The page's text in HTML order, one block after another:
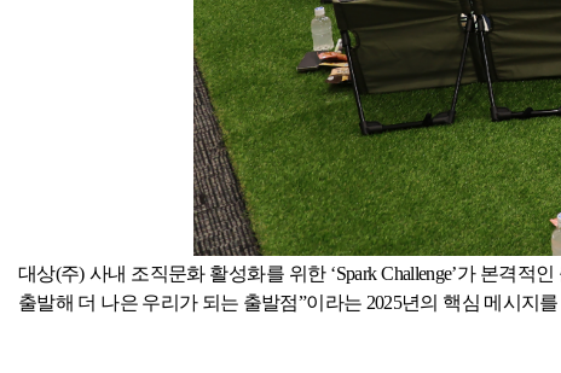
대상(주) 사내 조직문화 활성화를 위한 ‘Spark Challenge’가 본격적
출발해 더 나은 우리가 되는 출발점”이라는 2025년의 핵심 메시지